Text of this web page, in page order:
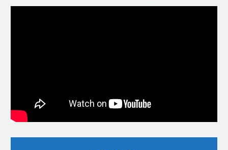
Player